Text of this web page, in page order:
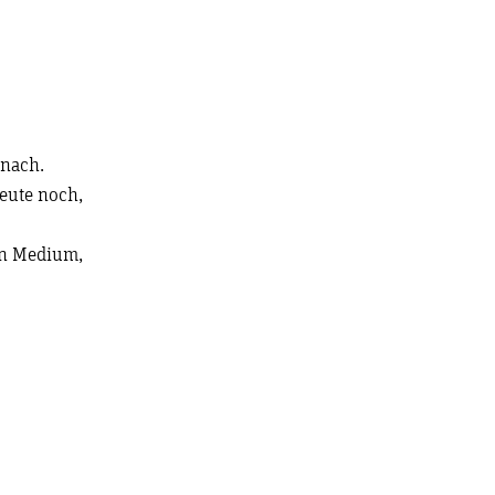
noch,
Medium,